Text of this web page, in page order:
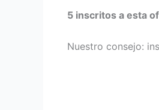
5 inscritos a esta
Nuestro consejo: